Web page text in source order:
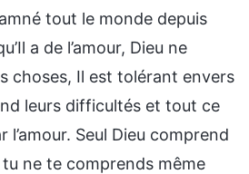
tout le monde depuis
a de l’amour, Dieu ne
choses, Il est tolérant envers
leurs difficultés et tout ce
l’amour. Seul Dieu comprend
ne te comprends même